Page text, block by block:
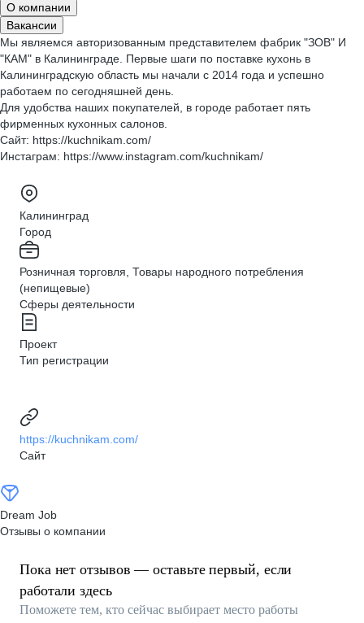
О компании
Вакансии
Мы являемся авторизованным представителем фабрик "ЗОВ" И
"КАМ" в Калининграде. Первые шаги по поставке кухонь в
Калининградскую область мы начали с 2014 года и успешно
работаем по сегодняшней день.
Для удобства наших покупателей, в городе работает пять
фирменных кухонных салонов.
Сайт: https://kuchnikam.com/
Инстаграм: https://www.instagram.com/kuchnikam/
Калининград
Город
Розничная торговля, Товары народного потребления
(непищевые)
Сферы деятельности
Проект
Тип регистрации
https://kuchnikam.com/
Сайт
Dream Job
Отзывы о компании
Пока нет отзывов — оставьте первый, если
работали здесь
Поможете тем, кто сейчас выбирает место работы